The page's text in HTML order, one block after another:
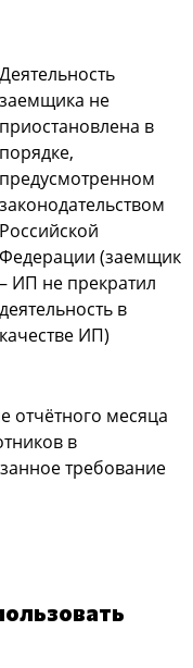
Деятельность
заемщика не
приостановлена в
порядке,
предусмотренном
законодательством
Российской
Федерации (заемщик
– ИП не прекратил
деятельность в
качестве ИП)
отчётного месяца
в
требование